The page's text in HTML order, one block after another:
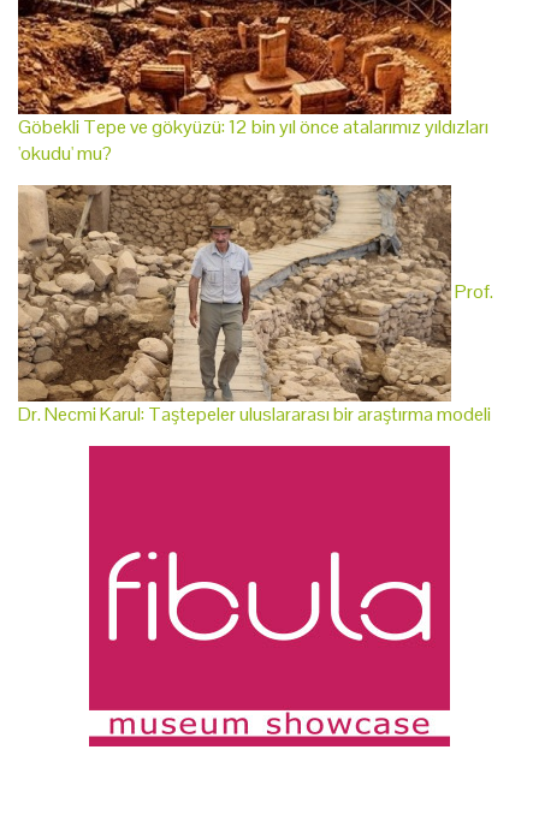
Göbekli Tepe ve gökyüzü: 12 bin yıl önce atalarımız yıldızları
'okudu' mu?
Prof.
Dr. Necmi Karul: Taştepeler uluslararası bir araştırma modeli